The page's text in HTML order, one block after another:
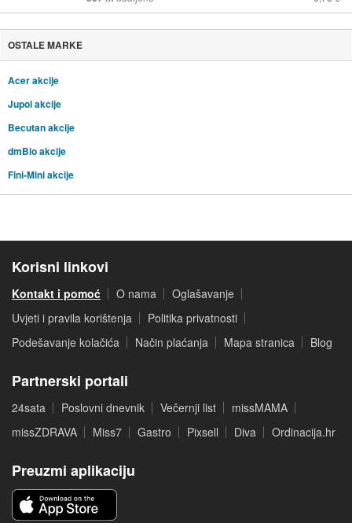
OSTALE MARKE
Acer akcije
Jupol akcije
Becutan akcije
dmBio akcije
Fini-Mini akcije
Korisni linkovi
Kontakt i pomoć O nama
Oglašavanje
Uvjeti i pravila korištenja
Politika privatnosti
Podešavanje kolačića
Način plaćanja Mapa stranica Blog
Partnerski portali
24sata Poslovni dnevnik Večernji list
missMAMA
missZDRAVA
Miss7 Gastro Pixsell Diva Ordinacija.hr
Preuzmi aplikaciju